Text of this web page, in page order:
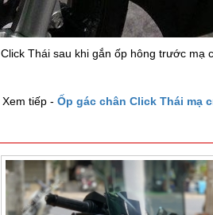
Click Thái sau khi gắn ốp hông trước mạ
Xem tiếp - Ốp gác chân Click Thái mạ